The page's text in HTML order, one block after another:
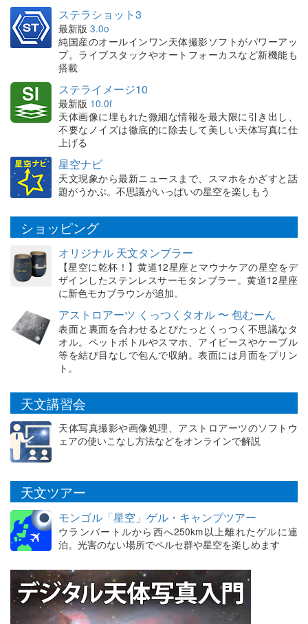
ステラショット3
最新版 3.0o
純国産のオールインワン天体撮影ソフトがパワーアッ
プ。ライブスタックやオートフォーカスなど新機能も
搭載
ステライメージ10
最新版 10.0f
天体画像に埋もれた微細な情報を最大限に引き出し、
不要なノイズは徹底的に除去して美しい天体写真に仕
上げる
星空ナビ
天文現象から最新ニュースまで、スマホをかざすと話
題がうかぶ。不思議がいっぱいの星空を楽しもう
ショッピング
オリジナル 天文タンブラー
【星空に乾杯！】黄道12星座とマウナケアの星空をデ
ザインしたステンレスサーモタンブラー。黄道12星座
に新色モカブラウンが追加。
アストロアーツ くっつくタオル 〜 包むーん
表面と裏面を合わせるとぴたっとくっつく不思議なタ
オル。ペットボトルやスマホ、アイピースやケーブル
等を結び目なしで包んで収納。表面には月面をプリン
ト。
天文講習会
天体写真撮影や画像処理、アストロアーツのソフトウ
ェアの使いこなし方法などをオンラインで解説
天文ツアー
モンゴル「星空」ゲル・キャンプツアー
ウランバートルから西へ250km以上離れたゲルに連
泊。光害のない場所でペルセ群や星空を楽しめます